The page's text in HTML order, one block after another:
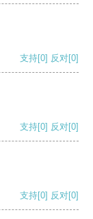
支持[0] 反对[0]
支持[0] 反对[0]
支持[0] 反对[0]